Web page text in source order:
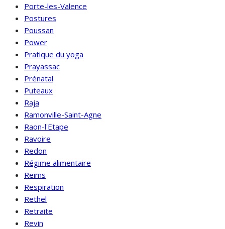
Porte-les-Valence
Postures
Poussan
Power
Pratique du yoga
Prayassac
Prénatal
Puteaux
Raja
Ramonville-Saint-Agne
Raon-l'Etape
Ravoire
Redon
Régime alimentaire
Reims
Respiration
Rethel
Retraite
Revin